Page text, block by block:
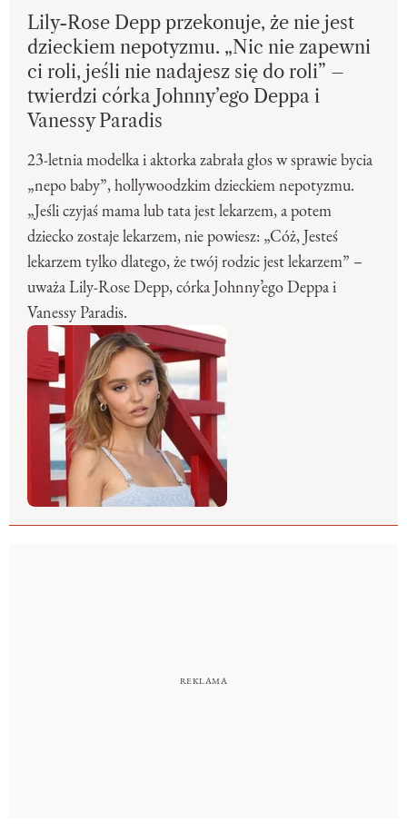
Lily-Rose Depp przekonuje, że nie jest
dzieckiem nepotyzmu. „Nic nie zapewni
ci roli, jeśli nie nadajesz się do roli” –
twierdzi córka Johnny’ego Deppa i
Vanessy Paradis
23-letnia modelka i aktorka zabrała głos w sprawie bycia
„nepo baby”, hollywoodzkim dzieckiem nepotyzmu.
„Jeśli czyjaś mama lub tata jest lekarzem, a potem
dziecko zostaje lekarzem, nie powiesz: „Cóż, Jesteś
lekarzem tylko dlatego, że twój rodzic jest lekarzem” –
uważa Lily-Rose Depp, córka Johnny’ego Deppa i
Vanessy Paradis.